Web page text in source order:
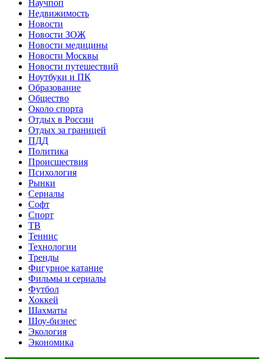
Научпоп
Недвижимость
Новости
Новости ЗОЖ
Новости медицины
Новости Москвы
Новости путешествий
Ноутбуки и ПК
Образование
Общество
Около спорта
Отдых в России
Отдых за границей
ПДД
Политика
Происшествия
Психология
Рынки
Сериалы
Софт
Спорт
ТВ
Теннис
Технологии
Тренды
Фигурное катание
Фильмы и сериалы
Футбол
Хоккей
Шахматы
Шоу-бизнес
Экология
Экономика